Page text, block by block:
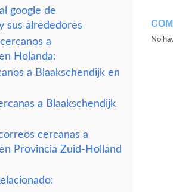
google de
sus alrededores
a
Holanda:
a Blaakschendijk en
a Blaakschendijk
cercanas a
Provincia Zuid-Holland
No